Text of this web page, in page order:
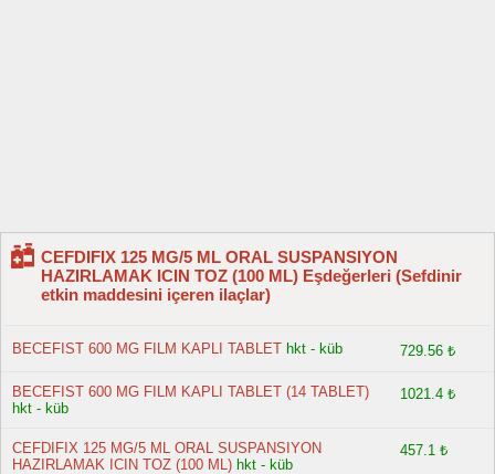
CEFDIFIX 125 MG/5 ML ORAL SUSPANSIYON
HAZIRLAMAK ICIN TOZ (100 ML) Eşdeğerleri (Sefdinir
etkin maddesini içeren ilaçlar)
BECEFIST 600 MG FILM KAPLI TABLET hkt - küb 729.56 ₺
BECEFIST 600 MG FILM KAPLI TABLET (14 TABLET)
hkt - küb
1021.4 ₺
CEFDIFIX 125 MG/5 ML ORAL SUSPANSIYON
HAZIRLAMAK ICIN TOZ (100 ML) hkt - küb
457.1 ₺